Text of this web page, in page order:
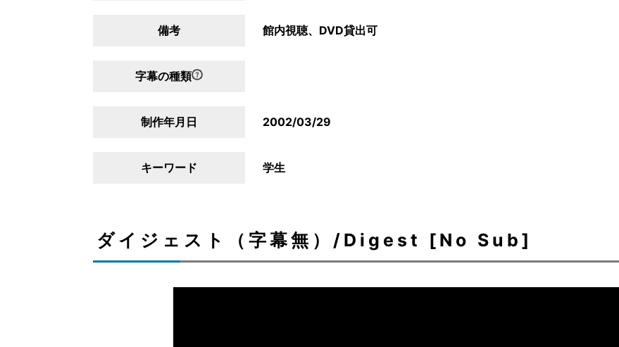
備考 館内視聴、DVD貸出可
字幕の種類
制作年月日 2002/03/29
キーワード 学生
ダイジェスト（字幕無）/Digest [No Sub]